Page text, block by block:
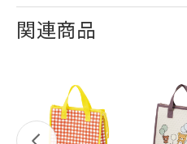
関連商品